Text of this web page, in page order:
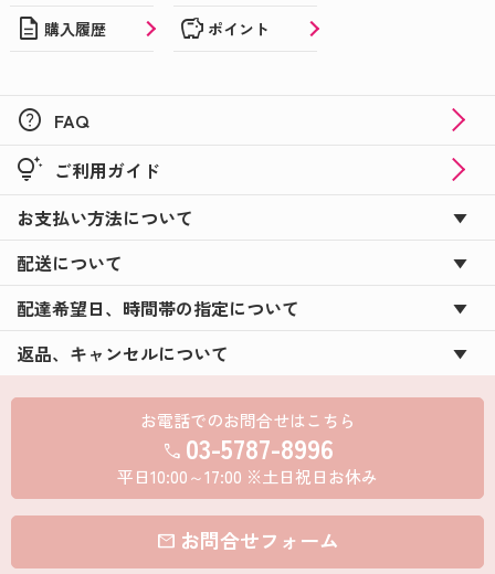
description 購入履歴 savings ポイント
help FAQ
tips_and_updates ご利用ガイド
お支払い方法について
配送について
配達希望日、時間帯の指定について
返品、キャンセルについて
お電話でのお問合せはこちら
call 03-5787-8996
平日10:00～17:00 ※土日祝日お休み
mail お問合せフォーム